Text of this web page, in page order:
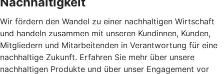
Wir fördern den Wandel zu einer nachhaltigen Wirtschaft
und handeln zusammen mit unseren Kundinnen, Kunden,
Mitgliedern und Mitarbeitenden in Verantwortung für eine
nachhaltige Zukunft. Erfahren Sie mehr über unsere
nachhaltigen Produkte und über unser Engagement vor